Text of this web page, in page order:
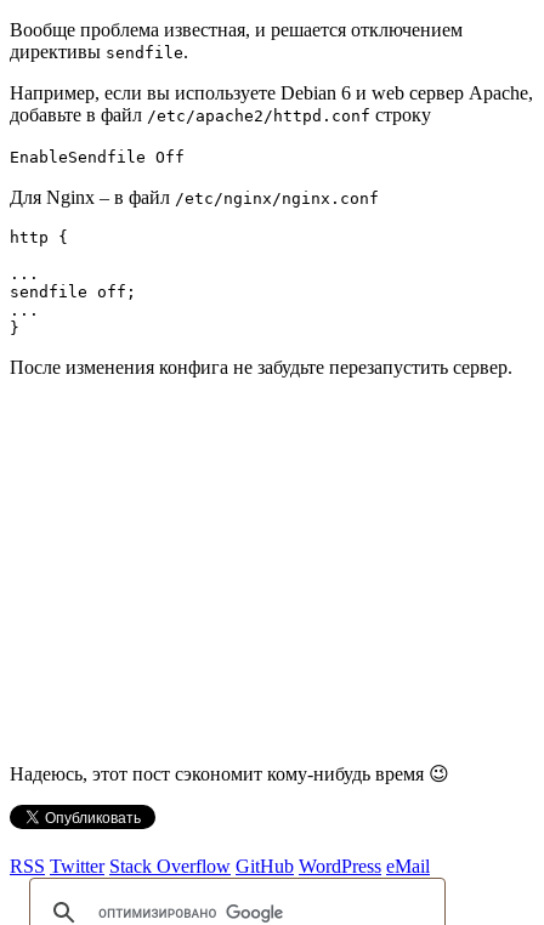
Вообще проблема известная, и решается отключением
директивы sendfile.
Например, если вы используете Debian 6 и web сервер Apache,
добавьте в файл /etc/apache2/httpd.conf строку
EnableSendfile Off
Для Nginx – в файл /etc/nginx/nginx.conf
http {
...
sendfile off;
...
}
После изменения конфига не забудьте перезапустить сервер.
Надеюсь, этот пост сэкономит кому-нибудь время 😉
RSS Twitter Stack Overflow GitHub WordPress eMail